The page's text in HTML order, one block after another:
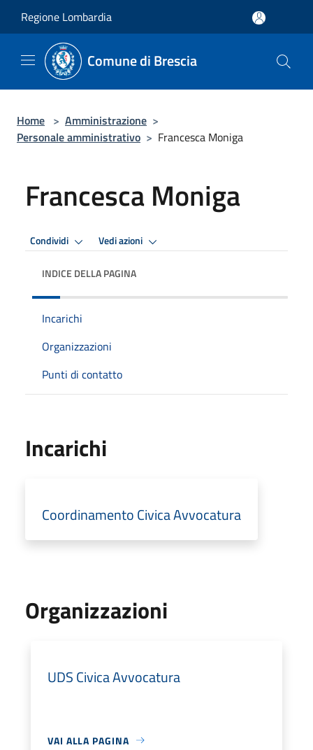
Regione Lombardia
Comune di Brescia
Home > Amministrazione >
Personale amministrativo > Francesca Moniga
Francesca Moniga
Condividi Vedi azioni
INDICE DELLA PAGINA
Incarichi
Organizzazioni
Punti di contatto
Incarichi
Coordinamento Civica Avvocatura
Organizzazioni
UDS Civica Avvocatura
VAI ALLA PAGINA